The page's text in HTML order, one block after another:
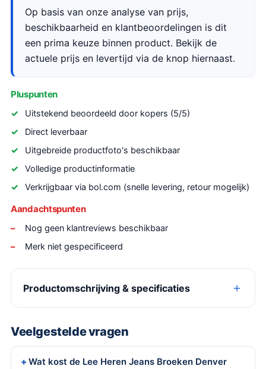
Op basis van onze analyse van prijs,
beschikbaarheid en klantbeoordelingen is dit
een prima keuze binnen product. Bekijk de
actuele prijs en levertijd via de knop hiernaast.
Pluspunten
Uitstekend beoordeeld door kopers (5/5)
Direct leverbaar
Uitgebreide productfoto's beschikbaar
Volledige productinformatie
Verkrijgbaar via bol.com (snelle levering, retour mogelijk)
Aandachtspunten
Nog geen klantreviews beschikbaar
Merk niet gespecificeerd
Productomschrijving & specificaties
Veelgestelde vragen
Wat kost de Lee Heren Jeans Broeken Denver